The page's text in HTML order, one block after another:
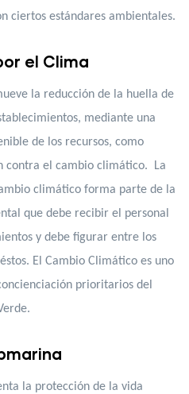
ciertos estándares ambientales.
el Clima
la reducción de la huella de
mediante una
de los recursos, como
contra el cambio climático. La
climático forma parte de la
que debe recibir el personal
y debe figurar entre los
El Cambio Climático es uno
prioritarios del
la protección de la vida